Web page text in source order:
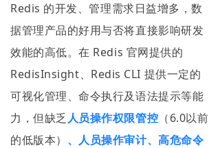
Redis 的开发、管理需求日益增多，数
据管理产品的好用与否将直接影响研发
效能的高低。在 Redis 官网提供的
RedisInsight、Redis CLI 提供一定的
可视化管理、命令执行及语法提示等能
力，但缺乏 人员操作权限管控 （6.0以前
的低版本） 、人员操作审计、高危命令